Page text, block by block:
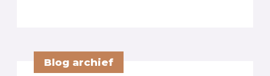
Blog archief